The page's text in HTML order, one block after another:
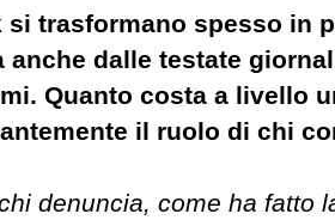
si trasformano spesso in
anche dalle testate
Quanto costa a livello
il ruolo di chi
denuncia, come ha fatto